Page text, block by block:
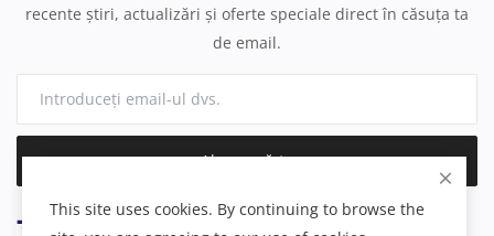
recente știri, actualizări și oferte speciale direct în căsuța ta
de email.
Abonează-te
This site uses cookies. By continuing to browse the